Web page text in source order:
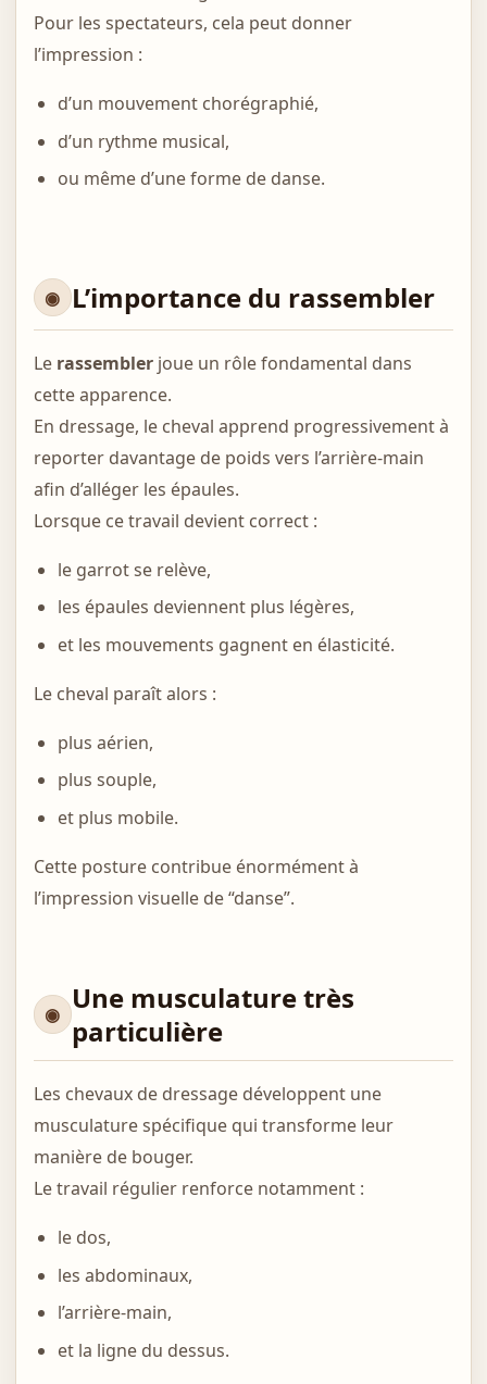
Pour les spectateurs, cela peut donner
l’impression :
d’un mouvement chorégraphié,
d’un rythme musical,
ou même d’une forme de danse.
L’importance du rassembler
Le rassemblerjoue un rôle fondamental dans
cette apparence.
En dressage, le cheval apprend progressivement à
reporter davantage de poids vers l’arrière-main
afin d’alléger les épaules.
Lorsque ce travail devient correct :
le garrot se relève,
les épaules deviennent plus légères,
et les mouvements gagnent en élasticité.
Le cheval paraît alors :
plus aérien,
plus souple,
et plus mobile.
Cette posture contribue énormément à
l’impression visuelle de “danse”.
Une musculature très
particulière
Les chevaux de dressage développent une
musculature spécifique qui transforme leur
manière de bouger.
Le travail régulier renforce notamment :
le dos,
les abdominaux,
l’arrière-main,
et la ligne du dessus.